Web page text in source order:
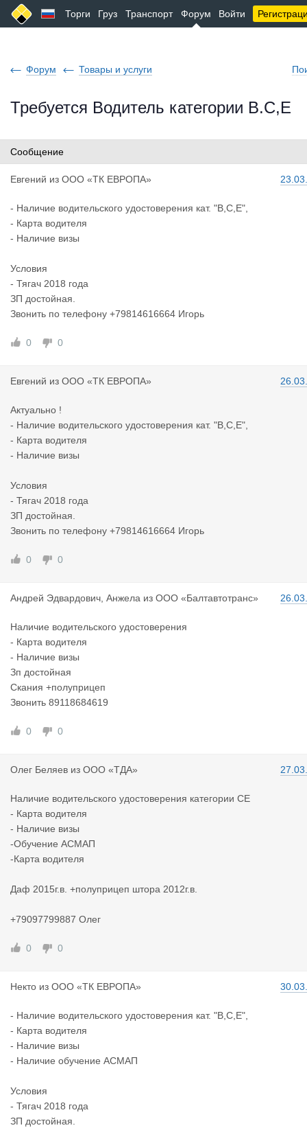
Торги Груз Транспорт Форум Войти
Форум Товары и услуги
Требуется Водитель категории В.С,Е
Сообщение
Евгений из ООО «ТК ЕВРОПА»
- Наличие водительского удостоверения кат. "В,С,Е",
- Карта водителя
- Наличие визы
Условия
- Тягач 2018 года
ЗП достойная.
Звонить по телефону +79814616664 Игорь
0 0
Евгений из ООО «ТК ЕВРОПА»
Актуально !
- Наличие водительского удостоверения кат. "В,С,Е",
- Карта водителя
- Наличие визы
Условия
- Тягач 2018 года
ЗП достойная.
Звонить по телефону +79814616664 Игорь
0 0
Андрей Эдвардович, Анжела из ООО «Балтавтотранс»
Наличие водительского удостоверения
- Карта водителя
- Наличие визы
Зп достойная
Скания +полуприцеп
Звонить 89118684619
0 0
Олег Беляев из ООО «ТДА»
Наличие водительского удостоверения категории СЕ
- Карта водителя
- Наличие визы
-Обучение АСМАП
-Карта водителя
Даф 2015г.в. +полуприцеп штора 2012г.в.
+79097799887 Олег
0 0
Некто из ООО «ТК ЕВРОПА»
- Наличие водительского удостоверения кат. "В,С,Е",
- Карта водителя
- Наличие визы
- Наличие обучение АСМАП
Условия
- Тягач 2018 года
ЗП достойная.